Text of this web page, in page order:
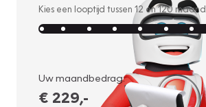
Kies een looptijd tussen 12 en120
Uw maandbedrag:
€ 229,-